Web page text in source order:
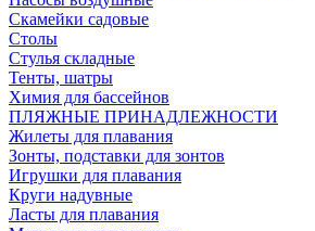
Скамейки садовые
Столы
Стулья складные
Тенты, шатры
Химия для бассейнов
ПЛЯЖНЫЕ ПРИНАДЛЕЖНОСТИ
Жилеты для плавания
Зонты, подставки для зонтов
Игрушки для плавания
Круги надувные
Ласты для плавания